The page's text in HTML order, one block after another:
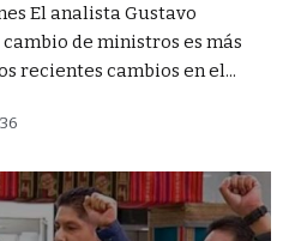
El analista Gustavo
de ministros es más
recientes cambios en el...